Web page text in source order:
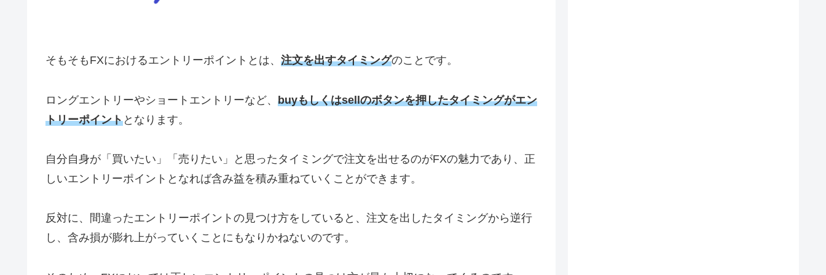
そもそもFXにおけるエントリーポイントとは、 注文を出すタイミングのことです。
ロングエントリーやショートエントリーなど、 buyもしくはsellのボタンを押したタイミングがエン
トリーポイントとなります。
自分自身が「買いたい」「売りたい」と思ったタイミングで注文を出せるのがFXの魅力であり、正
しいエントリーポイントとなれば含み益を積み重ねていくことができます。
反対に、間違ったエントリーポイントの見つけ方をしていると、注文を出したタイミングから逆行
し、含み損が膨れ上がっていくことにもなりかねないのです。